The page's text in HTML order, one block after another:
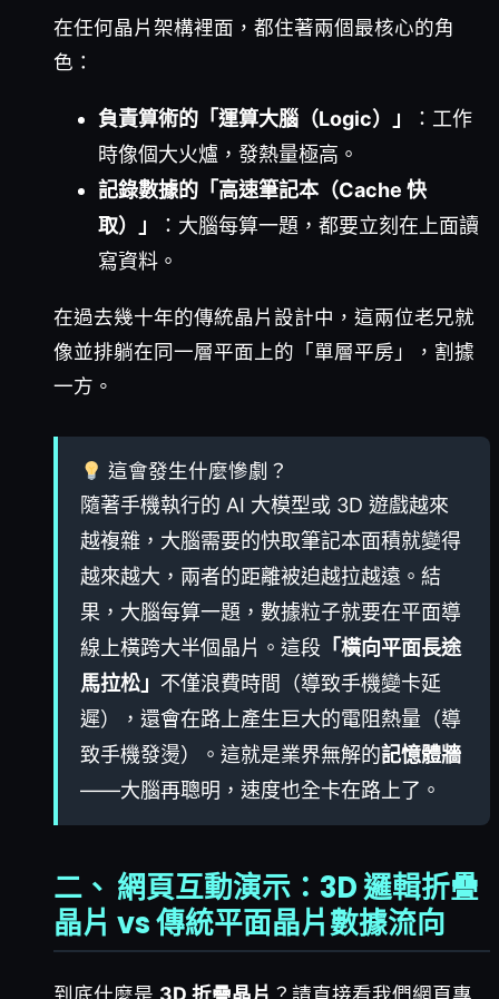
在任何晶片架構裡面，都住著兩個最核心的角
色：
負責算術的「運算大腦（Logic）」
：工作
時像個大火爐，發熱量極高。
記錄數據的「高速筆記本（Cache 快
取）」
：大腦每算一題，都要立刻在上面讀
寫資料。
在過去幾十年的傳統晶片設計中，這兩位老兄就
像並排躺在同一層平面上的「單層平房」，割據
一方。
這會發生什麼慘劇？
隨著手機執行的 AI 大模型或 3D 遊戲越來
越複雜，大腦需要的快取筆記本面積就變得
越來越大，兩者的距離被迫越拉越遠。結
果，大腦每算一題，數據粒子就要在平面導
線上橫跨大半個晶片。這段 「橫向平面長途
馬拉松」 不僅浪費時間（導致手機變卡延
遲），還會在路上產生巨大的電阻熱量（導
致手機發燙）。這就是業界無解的記憶體牆
——大腦再聰明，速度也全卡在路上了。
二、 網頁互動演示：3D 邏輯折疊
晶片 vs 傳統平面晶片數據流向
到底什麼是 3D 折疊晶片 ？請直接看我們網頁專